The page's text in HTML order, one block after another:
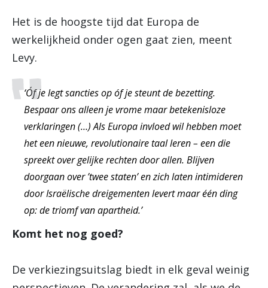
Het is de hoogste tijd dat Europa de
werkelijkheid onder ogen gaat zien, meent
Levy.
‘Óf je legt sancties op óf je steunt de bezetting.
Bespaar ons alleen je vrome maar betekenisloze
verklaringen (…) Als Europa invloed wil hebben moet
het een nieuwe, revolutionaire taal leren – een die
spreekt over gelijke rechten door allen. Blijven
doorgaan over ’twee staten’ en zich laten intimideren
door Israëlische dreigementen levert maar één ding
op: de triomf van apartheid.’
Komt het nog goed?
De verkiezingsuitslag biedt in elk geval weinig